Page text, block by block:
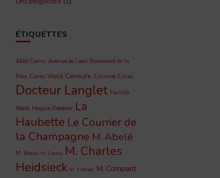
ÉTIQUETTES
Abbé Camu Avenue de Laon Boulevard de la
Paix Caves Werlé Censure Colonel Colas
Docteur Langlet Famille
Abelé Hospice Roederer La
Haubette Le Courrier de
la Champagne M. Abelé
M. Bossu M. Camu M. Charles
Heidsieck M. Chezel M. Compant